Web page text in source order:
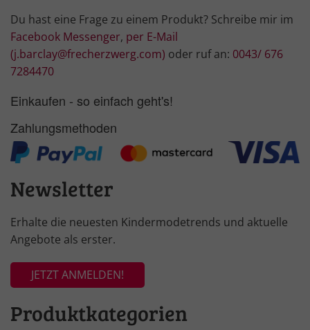
Du hast eine Frage zu einem Produkt? Schreibe mir im
Facebook Messenger, per E-Mail
(j.barclay@frecherzwerg.com) oder ruf an: 0043/ 676
7284470
Einkaufen - so einfach geht's!
Zahlungsmethoden
Newsletter
Erhalte die neuesten Kindermodetrends und aktuelle
Angebote als erster.
JETZT ANMELDEN!
Produktkategorien